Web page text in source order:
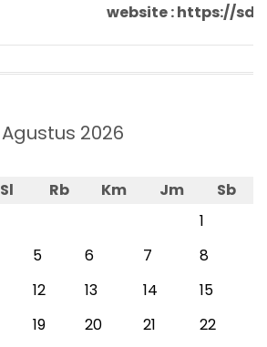
website : https://
Agustus 2026
Sl Rb Km Jm
Sb
1
5 6 7
8
12 13 14
15
19 20 21
22